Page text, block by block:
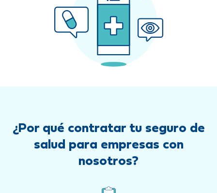
¿Por qué contratar tu seguro de
salud para empresas con
nosotros?